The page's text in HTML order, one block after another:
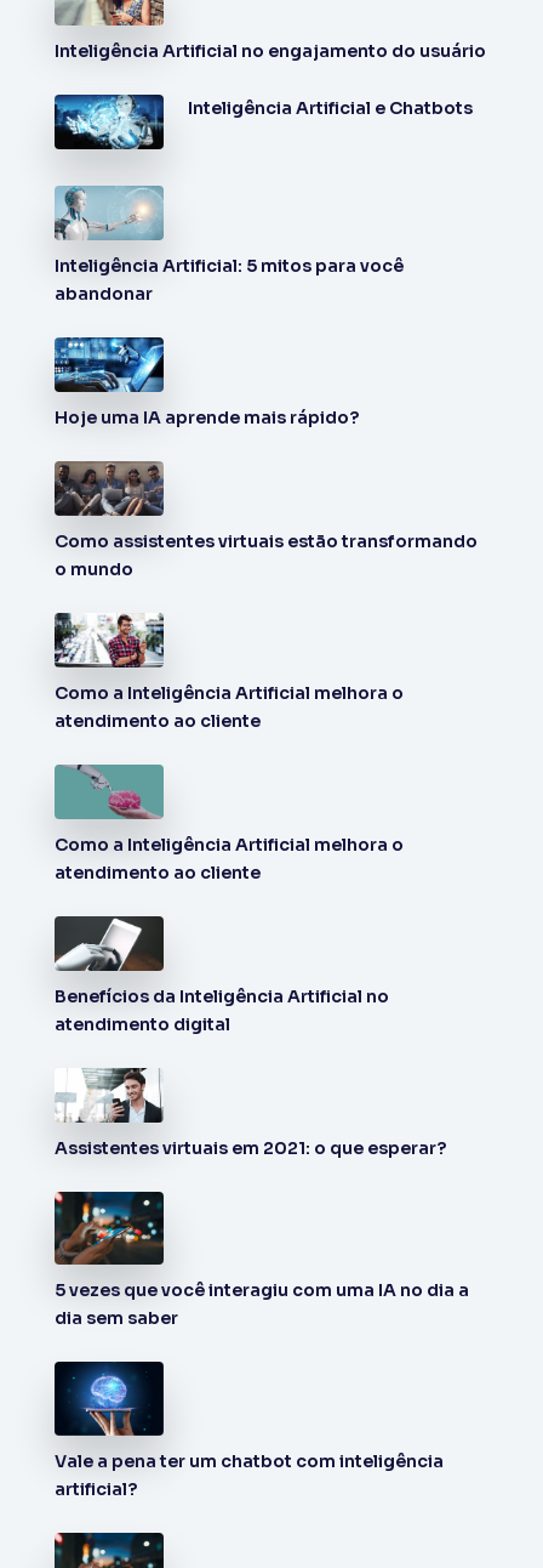
Inteligência Artificial no engajamento do usuário
Inteligência Artificial e Chatbots
Inteligência Artificial: 5 mitos para você
abandonar
Hoje uma IA aprende mais rápido?
Como assistentes virtuais estão transformando
o mundo
Como a Inteligência Artificial melhora o
atendimento ao cliente
Como a Inteligência Artificial melhora o
atendimento ao cliente
Benefícios da Inteligência Artificial no
atendimento digital
Assistentes virtuais em 2021: o que esperar?
5 vezes que você interagiu com uma IA no dia a
dia sem saber
Vale a pena ter um chatbot com inteligência
artificial?